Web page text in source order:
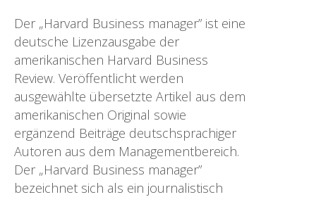
Der „Harvard Business manager” ist eine
deutsche Lizenzausgabe der
amerikanischen Harvard Business
Review. Veröffentlicht werden
ausgewählte übersetzte Artikel aus dem
amerikanischen Original sowie
ergänzend Beiträge deutschsprachiger
Autoren aus dem Managementbereich.
Der „Harvard Business manager”
bezeichnet sich als ein journalistisch